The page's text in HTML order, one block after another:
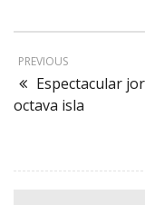
PREVIOUS
Espectacular
octava isla